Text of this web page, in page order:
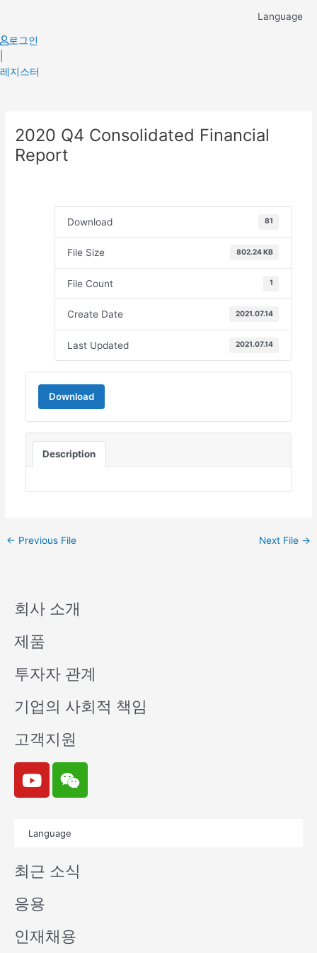
content
Language
로그인
레지스터
2020 Q4 Consolidated Financial
Report
Download 81
File Size 802.24 KB
File Count 1
Create Date 2021.07.14
Last Updated 2021.07.14
Download
Description
navigation
← Previous File Next File →
회사 소개
제품
투자자 관계
기업의 사회적 책임
고객지원
Y
o
u
e
W
e
i
n
Language
최근 소식
응용
인재채용